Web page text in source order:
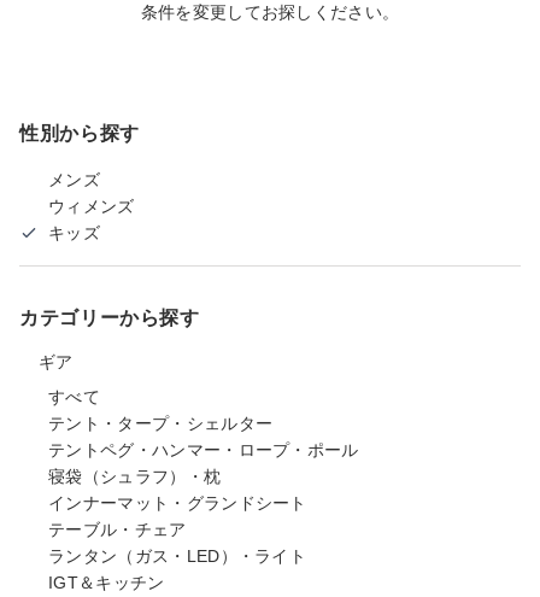
条件を変更してお探しください。
性別から探す
メンズ
ウィメンズ
キッズ
カテゴリーから探す
ギア
すべて
テント・タープ・シェルター
テントペグ・ハンマー・ロープ・ポール
寝袋（シュラフ）・枕
インナーマット・グランドシート
テーブル・チェア
ランタン（ガス・LED）・ライト
IGT＆キッチン